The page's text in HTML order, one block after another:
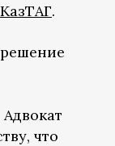
КазТАГ.
что